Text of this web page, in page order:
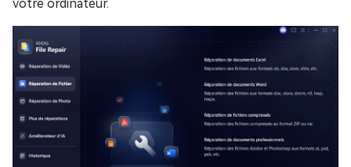
votre ordinateur.